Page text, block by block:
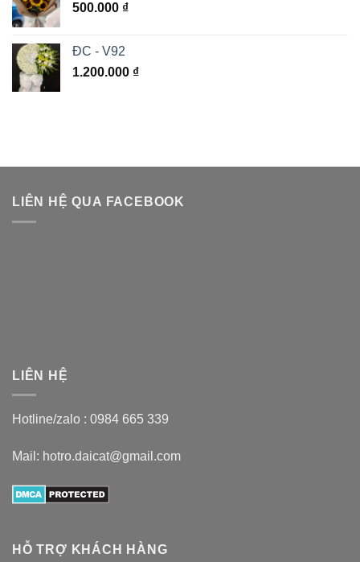
500.000 ₫
ĐC - V92
1.200.000 ₫
LIÊN HỆ QUA FACEBOOK
LIÊN HỆ
Hotline/zalo : 0984 665 339
Mail: hotro.daicat@gmail.com
HỖ TRỢ KHÁCH HÀNG